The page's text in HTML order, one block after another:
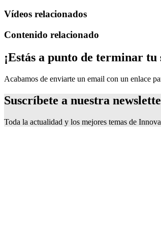
Vídeos relacionados
Contenido relacionado
¡Estás a punto de terminar
Acabamos de enviarte un email con un enlace
Suscríbete a nuestra
Toda la actualidad y los mejores temas de